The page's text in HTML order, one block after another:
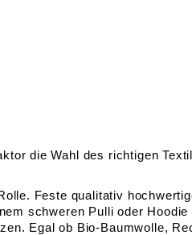
die Wahl des richtigen
Feste qualitativ
schweren Pulli oder Hoodie
Egal ob Bio-Baumwolle,